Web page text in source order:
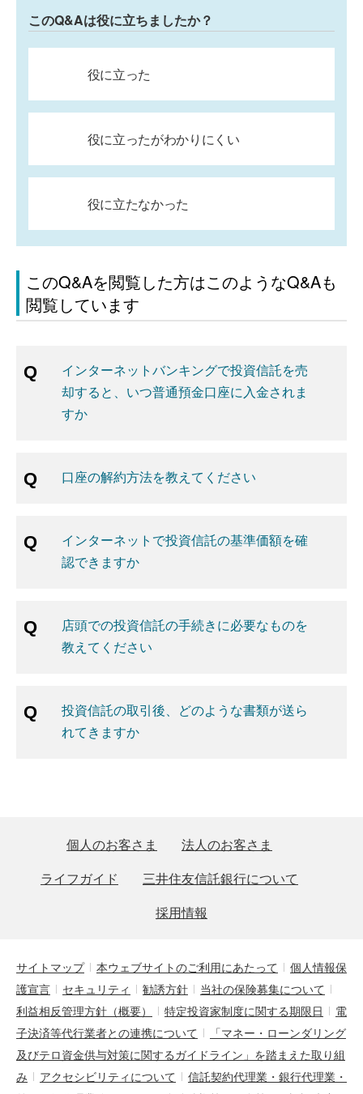
このQ&Aは役に立ちましたか？
役に立った
役に立ったがわかりにくい
役に立たなかった
このQ&Aを閲覧した方はこのようなQ&Aも
閲覧しています
インターネットバンキングで投資信託を売
却すると、いつ普通預金口座に入金されま
すか
口座の解約方法を教えてください
インターネットで投資信託の基準価額を確
認できますか
店頭での投資信託の手続きに必要なものを
教えてください
投資信託の取引後、どのような書類が送ら
れてきますか
個人のお客さま
法人のお客さま
ライフガイド
三井住友信託銀行について
採用情報
サイトマップ 本ウェブサイトのご利用にあたって
個人情報保
護宣言
セキュリティ 勧誘方針
当社の保険募集について
利益相反管理方針（概要）
特定投資家制度に関する期限日
電
子決済等代行業者との連携について
「マネー・ローンダリング
及びテロ資金供与対策に関するガイドライン」を踏まえた取り組
み
アクセシビリティについて
信託契約代理業・銀行代理業・